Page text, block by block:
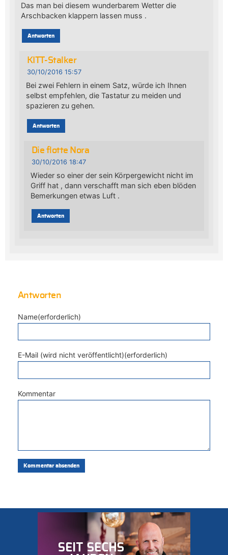
Das man bei diesem wunderbarem Wetter die
Arschbacken klappern lassen muss .
Antworten
KITT-Stalker
30/10/2016 15:57
Bei zwei Fehlern in einem Satz, würde ich Ihnen
selbst empfehlen, die Tastatur zu meiden und
spazieren zu gehen.
Antworten
Die flotte Nora
30/10/2016 18:47
Wieder so einer der sein Körpergewicht nicht im
Griff hat , dann verschafft man sich eben blöden
Bemerkungen etwas Luft .
Antworten
Antworten
Name(erforderlich)
E-Mail (wird nicht veröffentlicht)(erforderlich)
Kommentar